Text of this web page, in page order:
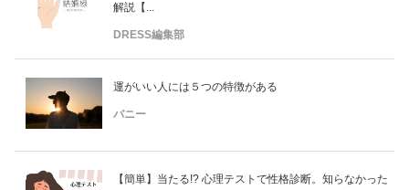
解説【...
DRESS編集部
運がいい人には５つの特徴がある
バニー
【簡単】当たる!? 心理テストで性格診断。知らなかった